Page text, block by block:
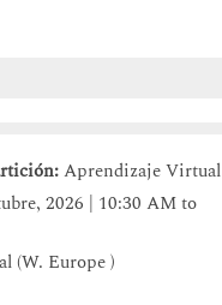
Aprendizaje Virtual
2026 | 10:30 AM to
(W. Europe )